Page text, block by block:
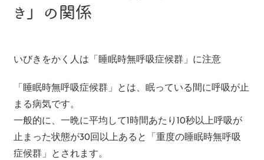
き」の関係
いびきをかく人は「睡眠時無呼吸症候群」に注意
「睡眠時無呼吸症候群」とは、眠っている間に呼吸が止
まる病気です。
一般的に、一晩に平均して1時間あたり10秒以上呼吸が
止まった状態が30回以上あると「重度の睡眠時無呼吸
症候群」とされます。